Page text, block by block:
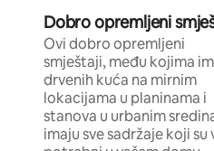
Dobro opremljeni
Ovi dobro opremljeni
smještaji, među kojima
drvenih kuća na mirnim
lokacijama u planinama i
stanova u urbanim
imaju sve sadržaje koji su